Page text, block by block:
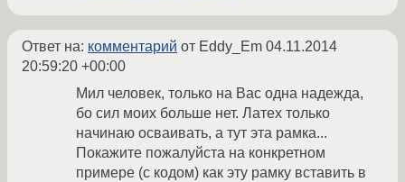
Ответ на: комментарий от Eddy_Em 04.11.2014
20:59:20 +00:00
Мил человек, только на Вас одна надежда,
бо сил моих больше нет. Латех только
начинаю осваивать, а тут эта рамка...
Покажите пожалуйста на конкретном
примере (с кодом) как эту рамку вставить в